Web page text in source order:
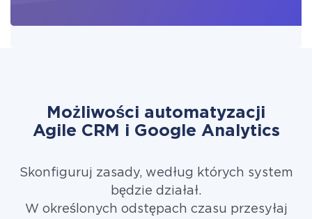
Możliwości automatyzacji
Agile CRM i Google Analytics
Skonfiguruj zasady, według których system
będzie działał.
W określonych odstępach czasu przesyłaj